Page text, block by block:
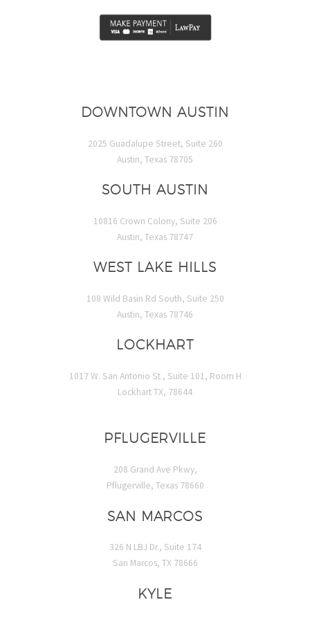
DOWNTOWN AUSTIN
2025 Guadalupe Street, Suite 260
Austin, Texas 78705
SOUTH AUSTIN
10816 Crown Colony, Suite 206
Austin, Texas 78747
WEST LAKE HILLS
108 Wild Basin Rd South, Suite 250
Austin, Texas 78746
LOCKHART
1017 W. San Antonio St., Suite 101, Room H
Lockhart TX, 78644
PFLUGERVILLE
208 Grand Ave Pkwy,
Pflugerville, Texas 78660
SAN MARCOS
326 N LBJ Dr., Suite 174
San Marcos, TX 78666
KYLE